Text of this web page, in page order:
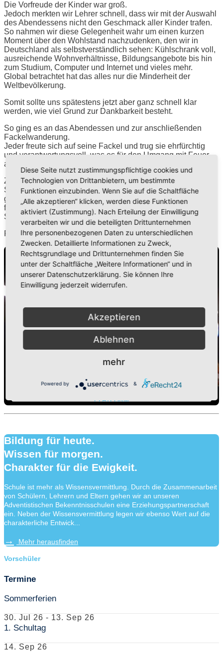
Die Vorfreude der Kinder war groß.
Jedoch merkten wir Lehrer schnell, dass wir mit der Auswahl
des Abendessens nicht den Geschmack aller Kinder trafen.
So nahmen wir diese Gelegenheit wahr um einen kurzen
Moment über den Wohlstand nachzudenken, den wir in
Deutschland als selbstverständlich sehen: Kühlschrank voll,
ausreichende Wohnverhältnisse, Bildungsangebote bis hin
zum Studium, Computer und Internet und vieles mehr.
Global betrachtet hat das alles nur die Minderheit der
Weltbevölkerung.
Somit sollte uns spätestens jetzt aber ganz schnell klar
werden, wie viel Grund zur Dankbarkeit besteht.
So ging es an das Abendessen und zur anschließenden
Fackelwanderung.
Jeder freute sich auf seine Fackel und trug sie ehrfürchtig
und verantwortungsvoll, was es für den Umgang mit Feuer
auch braucht.
Zur Halbzeit im Schulgarten gab es ein Warmgetränk zur
Stärkung. Dann haben auch schon die Eltern an der Schule
gewartet, um ihre Kinder abzuholen. Und wir mussten
feststellen, dass die Zeit viel zu schnell verging. Doch die
Schüler träumten schon von der nächsten Fackelwanderung.
RUTH BIELING
Wir benötigen Ihre Zustimmung, um den
YouTube Video-Service zu laden!
Videoinhalte einzubetten. Dieser Service kann Daten zu
Ihren Aktivitäten sammeln. Bitte lesen Sie die Details durch
und stimmen Sie der Nutzung des Service zu, um dieses
Video anzusehen.
Mehr Informationen
USERCENTRICS CONSENT MANAGEMENT
PLATFORM
Bildung für heute.
Wissen für morgen.
Charakter für die Ewigkeit.
Schule ist mehr als Wissensvermittlung. Durch die Zusammenarbeit
von Schülern, Lehrern und Eltern gehen wir an unseren
Adventistischen Bekenntnisschulen eine Erziehungspartnerschaft
ein. Neben der Wissensvermittlung legen wir ebenso Wert auf die
charakterliche Entwick...
Mehr herausfinden
Vorschüler
Termine
Sommerferien
30. Jul 26 - 13. Sep 26
1. Schultag
14. Sep 26
Diese Seite nutzt zustimmungspflichtige cookies und
Technologien von Drittanbietern, um bestimmte
Funktionen einzubinden. Wenn Sie auf die Schaltfläche
„Alle akzeptieren“ klicken, werden diese Funktionen
aktiviert (Zustimmung). Nach Erteilung der Einwilligung
verarbeiten wir und die beteiligten Drittunternehmen
Ihre personenbezogenen Daten zu unterschiedlichen
Zwecken. Detaillierte Informationen zu Zweck,
Rechtsgrundlage und Drittunternehmen finden Sie
unter der Schaltfläche „Weitere Informationen“ und in
unserer Datenschutzerklärung. Sie können Ihre
Einwilligung jederzeit widerrufen.
Akzeptieren
Ablehnen
mehr
Powered by &